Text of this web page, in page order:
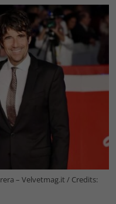
– Velvetmag.it / Credits: